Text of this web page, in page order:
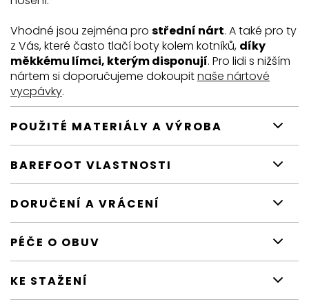
Vhodné jsou zejména pro střední nárt. A také pro ty
z Vás, které často tlačí boty kolem kotníků, díky
měkkému límci, kterým disponují. Pro lidi s nižším
nártem si doporučujeme dokoupitnaše nártové
vycpávky.
POUŽITÉ MATERIÁLY A VÝROBA
BAREFOOT VLASTNOSTI
DORUČENÍ A VRÁCENÍ
PÉČE O OBUV
KE STAŽENÍ